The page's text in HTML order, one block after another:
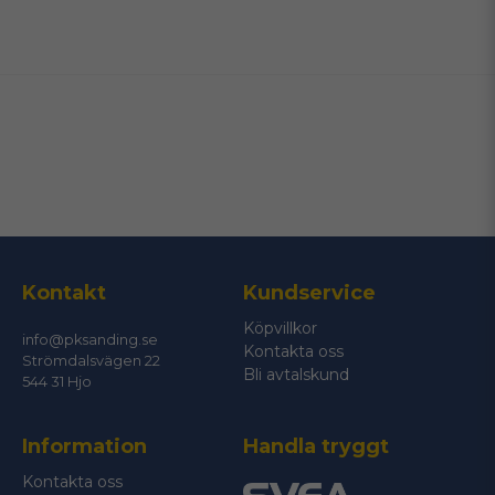
Ja, ni får publicera min fråga
Skicka fråga
Kontakt
info@pksanding.se
Strömdalsvägen 22
544 31 Hjo
Kundservice
Köpvillkor
Kontakta oss
Bli avtalskund
Information
Kontakta oss
Handla tryggt